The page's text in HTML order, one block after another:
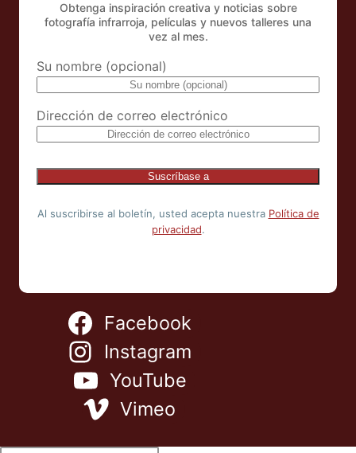
Obtenga inspiración creativa y noticias sobre
fotografía infrarroja, películas y nuevos talleres una
vez al mes.
Su nombre (opcional)
Dirección de correo electrónico
Al suscribirse al boletín, usted acepta nuestra Política de
privacidad.
Facebook
Instagram
YouTube
Vimeo